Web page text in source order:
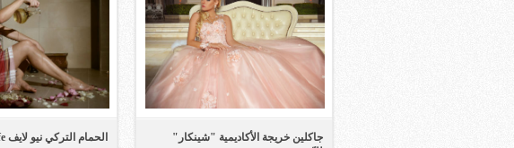
جاكلين خريجة الأكاديمية "شينكار"
الحمام التركي نيو لايف New life